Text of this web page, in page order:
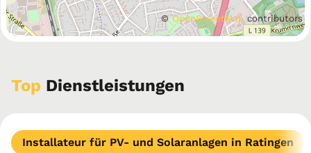
©OpenStreetMapcontributors
Top Dienstleistungen
Installateur für PV- und Solaranlagen in Ratingen